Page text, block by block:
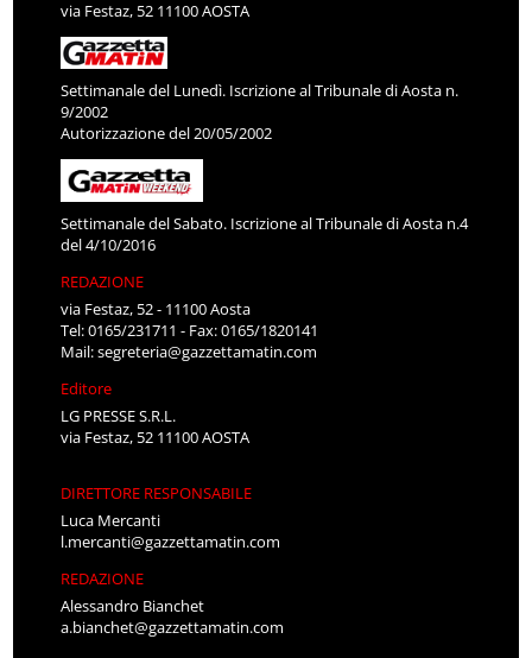
via Festaz, 52 11100 AOSTA
Settimanale del Lunedì. Iscrizione al Tribunale di Aosta n.
9/2002
Autorizzazione del 20/05/2002
Settimanale del Sabato. Iscrizione al Tribunale di Aosta n.4
del 4/10/2016
REDAZIONE
via Festaz, 52 - 11100 Aosta
Tel: 0165/231711 - Fax: 0165/1820141
Mail:segreteria@gazzettamatin.com
Editore
LG PRESSE S.R.L.
via Festaz, 52 11100 AOSTA
DIRETTORE RESPONSABILE
Luca Mercanti
l.mercanti@gazzettamatin.com
REDAZIONE
Alessandro Bianchet
a.bianchet@gazzettamatin.com